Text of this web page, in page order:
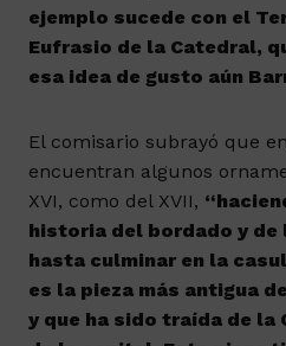
ejemplo sucede con el
Eufrasio de la Catedral,
esa idea de gusto aún
El comisario subrayó que
encuentran algunos
XVI, como del XVII,
historia del bordado y
hasta culminar en la
es la pieza más antigua
y que ha sido traída de la